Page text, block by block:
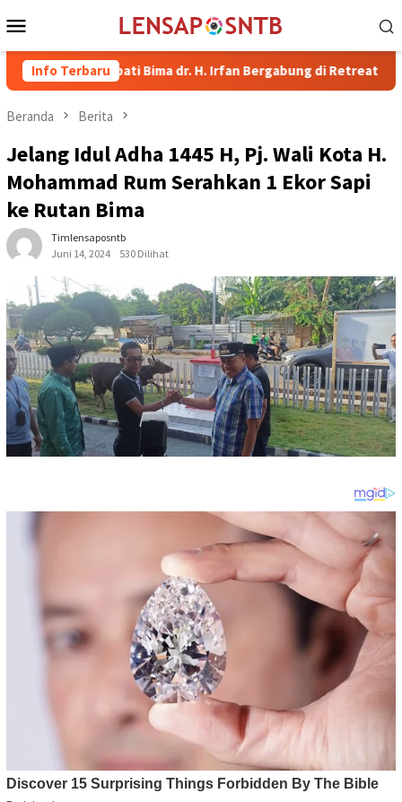
ke
Mobile
Info Terbaru
Bupati Bima dr. H. Irfan Bergabung di Retreat Magelang
Beranda Berita
Jelang Idul Adha 1445 H, Pj. Wali Kota H.
Mohammad Rum Serahkan 1 Ekor Sapi
ke Rutan Bima
Timlensaposntb
Juni 14, 2024
530 Dilihat